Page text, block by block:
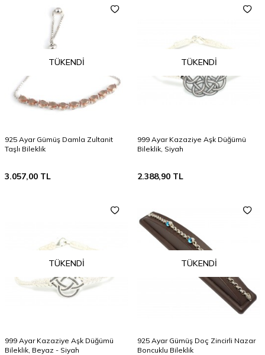
TÜKENDI
925 Ayar Gümüş Damla Zultanit
Taşlı Bileklik
3.057,00 TL
TÜKENDI
999 Ayar Kazaziye Aşk Düğümü
Bileklik, Siyah
2.388,90 TL
TÜKENDI
999 Ayar Kazaziye Aşk Düğümü
Bileklik, Beyaz - Siyah
TÜKENDI
925 Ayar Gümüş Doç Zincirli Nazar
Boncuklu Bileklik